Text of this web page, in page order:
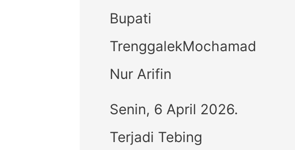
Bupati
TrenggalekMochamad
Nur Arifin
Senin, 6 April 2026.
Terjadi Tebing